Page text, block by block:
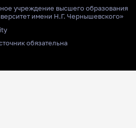
учреждение высшего образования
имени Н.Г. Чернышевского»
обязательна